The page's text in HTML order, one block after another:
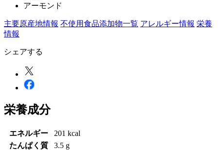
アーモンド
主要原産地情報 不使用食品添加物一覧 アレルギー情報 栄養
情報
シェアする
栄養成分
エネルギー
201 kcal
たんぱく質
3.5 g